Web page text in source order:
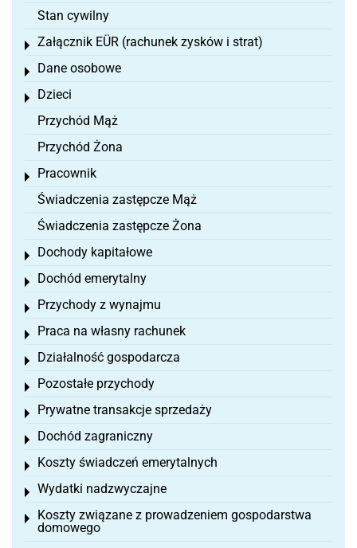
Stan cywilny
Załącznik EÜR (rachunek zysków i strat)
Toggle menu
Dane osobowe
Toggle menu
Dzieci
Toggle menu
Przychód Mąż
Przychód Żona
Pracownik
Toggle menu
Świadczenia zastępcze Mąż
Świadczenia zastępcze Żona
Dochody kapitałowe
Toggle menu
Dochód emerytalny
Toggle menu
Przychody z wynajmu
Toggle menu
Praca na własny rachunek
Toggle menu
Działalność gospodarcza
Toggle menu
Pozostałe przychody
Toggle menu
Prywatne transakcje sprzedaży
Toggle menu
Dochód zagraniczny
Toggle menu
Koszty świadczeń emerytalnych
Toggle menu
Wydatki nadzwyczajne
Toggle menu
Koszty związane z prowadzeniem gospodarstwa
domowego
Toggle menu